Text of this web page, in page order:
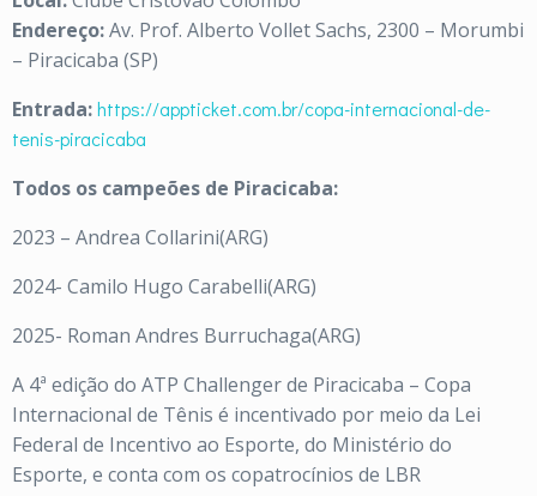
Endereço:Av. Prof. Alberto Vollet Sachs, 2300 – Morumbi
– Piracicaba (SP)
Entrada:https://appticket.com.br/copa-internacional-de-
tenis-piracicaba
Todos os campeões de Piracicaba:
2023 – Andrea Collarini(ARG)
2024- Camilo Hugo Carabelli(ARG)
2025- Roman Andres Burruchaga(ARG)
A 4ª edição do ATP Challenger de Piracicaba – Copa
Internacional de Tênis é incentivado por meio da Lei
Federal de Incentivo ao Esporte, do Ministério do
Esporte, e conta com os copatrocínios de LBR